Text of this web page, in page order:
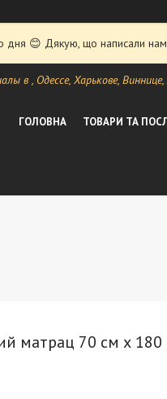
дня 😊 Дякую, що написали
в , Одессе, Харькове, Виннице,
ГОЛОВНА ТОВАРИ ТА
матрац 70 см х 180